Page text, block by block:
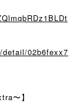
02b6fexx7
〜】